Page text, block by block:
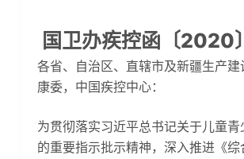
国卫办疾控函〔2020
各省、自治区、直辖市及新疆生产
康委，中国疾控中心：
为贯彻落实习近平总书记关于儿童
的重要指示批示精神，深入推进《综